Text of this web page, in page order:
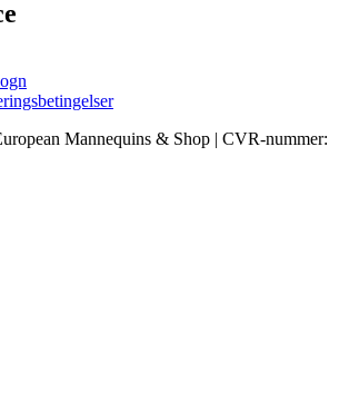
Mannequins & Shop | CVR-nummer: